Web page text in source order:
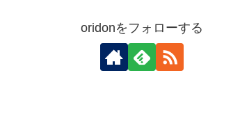
oridonをフォローする